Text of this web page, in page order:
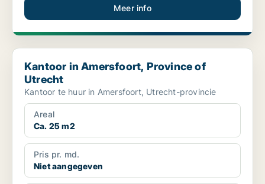
Meer info
Kantoor in Amersfoort, Province of Utrecht
Kantoor in Amersfoort, Province of
Utrecht
Kantoor te huur in Amersfoort, Utrecht-provincie
Areal
Ca. 25 m2
Pris pr. md.
Niet aangegeven